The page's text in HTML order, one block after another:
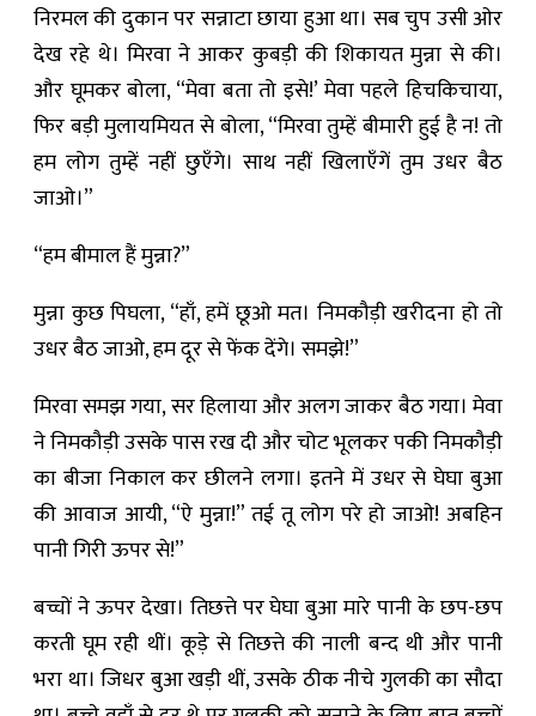
निरमल की दुकान पर सन्नाटा छाया हुआ था। सब चुप उसी ओर
देख रहे थे। मिरवा ने आकर कुबड़ी की शिकायत मुन्ना से की।
और घूमकर बोला, “मेवा बता तो इसे!’ मेवा पहले हिचकिचाया,
फिर बड़ी मुलायमियत से बोला, “मिरवा तुम्हें बीमारी हुई है न! तो
हम लोग तुम्हें नहीं छुएँगे। साथ नहीं खिलाएँगें तुम उधर बैठ
जाओ।”
“हम बीमाल हैं मुन्ना?”
मुन्ना कुछ पिघला, “हाँ, हमें छूओ मत। निमकौड़ी खरीदना हो तो
उधर बैठ जाओ, हम दूर से फेंक देंगे। समझे!”
मिरवा समझ गया, सर हिलाया और अलग जाकर बैठ गया। मेवा
ने निमकौड़ी उसके पास रख दी और चोट भूलकर पकी निमकौड़ी
का बीजा निकाल कर छीलने लगा। इतने में उधर से घेघा बुआ
की आवाज आयी, “ऐ मुन्ना!” तई तू लोग परे हो जाओ! अबहिन
पानी गिरी ऊपर से!”
बच्चों ने ऊपर देखा। तिछत्ते पर घेघा बुआ मारे पानी के छप-छप
करती घूम रही थीं। कूड़े से तिछत्ते की नाली बन्द थी और पानी
भरा था। जिधर बुआ खड़ी थीं, उसके ठीक नीचे गुलकी का सौदा